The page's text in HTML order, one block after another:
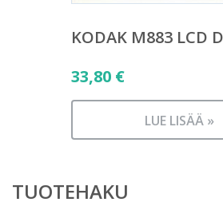
KODAK M883 LCD
33,80 €
LUE LISÄÄ »
TUOTEHAKU